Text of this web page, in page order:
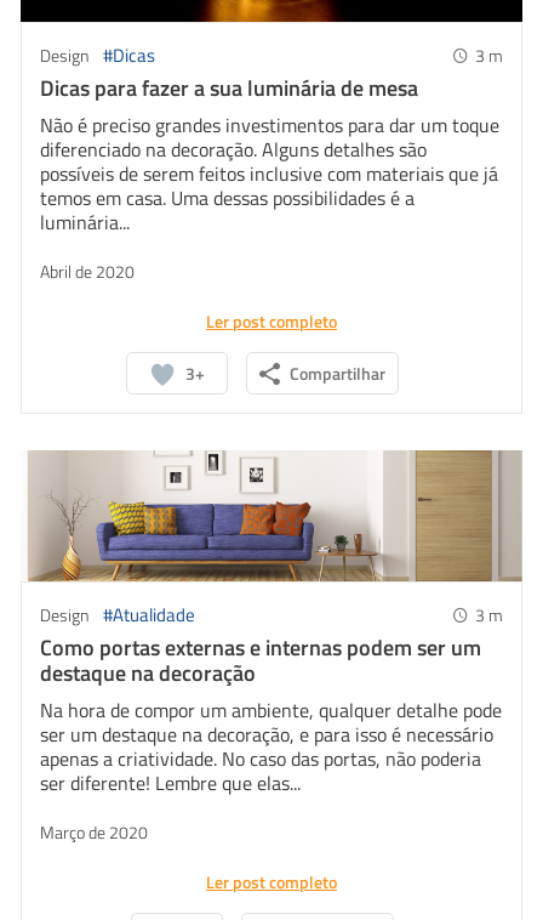
Design #Dicas 3 m
Dicas para fazer a sua luminária de mesa
Não é preciso grandes investimentos para dar um toque
diferenciado na decoração. Alguns detalhes são
possíveis de serem feitos inclusive com materiais que já
temos em casa. Uma dessas possibilidades é a
luminária...
Abril de 2020
3+ Compartilhar
Ler post completo
Design #Atualidade 3 m
Como portas externas e internas podem ser um
destaque na decoração
Na hora de compor um ambiente, qualquer detalhe pode
ser um destaque na decoração, e para isso é necessário
apenas a criatividade. No caso das portas, não poderia
ser diferente! Lembre que elas...
Março de 2020
Ler post completo